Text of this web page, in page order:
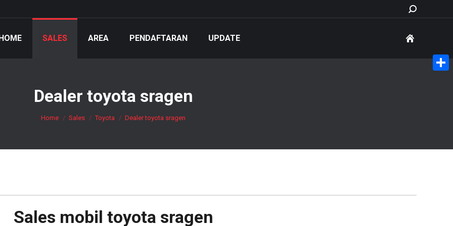
Search:
SALES AREA PENDAFTARAN UPDATE
Dealer toyota sragen
You are here:
Home Sales Toyota Dealer toyota sragen
Sales mobil toyota sragen